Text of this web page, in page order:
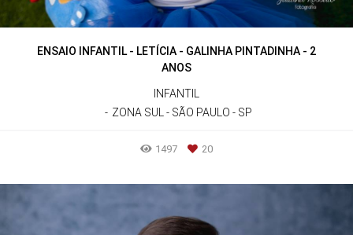
ENSAIO INFANTIL - LETÍCIA - GALINHA PINTADINHA - 2
ANOS
INFANTIL
ZONA SUL - SÃO PAULO - SP
1497 20